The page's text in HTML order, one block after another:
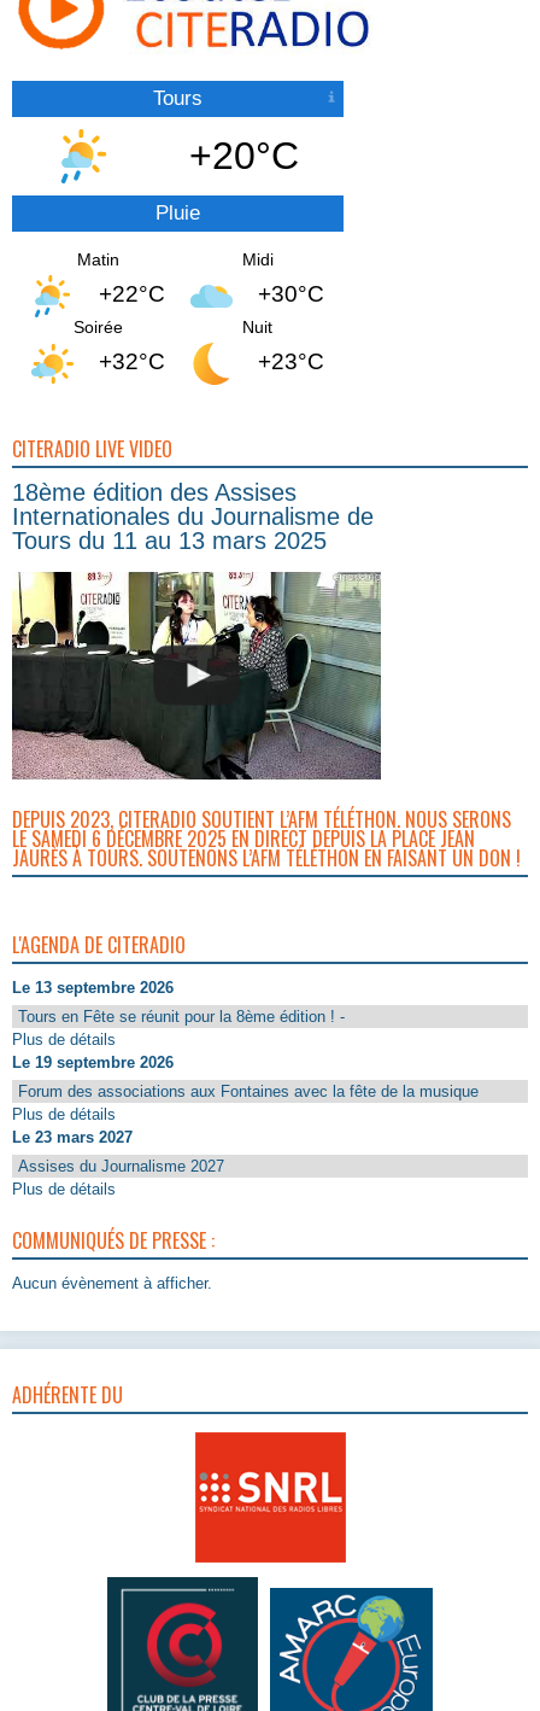
Tours
+20°C
Pluie
Matin
+22°C
Midi
+30°C
Soirée
+32°C
Nuit
+23°C
CITERADIO LIVE VIDEO
18ème édition des Assises
Internationales du Journalisme de
Tours du 11 au 13 mars 2025
DEPUIS 2023, CITERADIO SOUTIENT L’AFM TÉLÉTHON. NOUS SERONS
LE SAMEDI 6 DÉCEMBRE 2025 EN DIRECT DEPUIS LA PLACE JEAN
JAURÈS À TOURS. SOUTENONS L’AFM TÉLÉTHON EN FAISANT UN DON !
L'AGENDA DE CITERADIO
Le 13 septembre 2026
Tours en Fête se réunit pour la 8ème édition ! -
Plus de détails
Le 19 septembre 2026
Forum des associations aux Fontaines avec la fête de la musique
Plus de détails
Le 23 mars 2027
Assises du Journalisme 2027
Plus de détails
COMMUNIQUÉS DE PRESSE :
Aucun évènement à afficher.
ADHÉRENTE DU